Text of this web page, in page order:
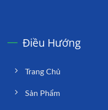
Điều Hướng
Trang Chủ
Sản Phẩm